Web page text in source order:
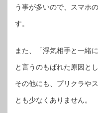
う事が多いので、スマホ
す。
また、「浮気相手と一緒
と言うのもばれた原因と
その他にも、プリクラや
とも少なくありません。